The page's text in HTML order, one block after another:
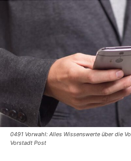
0491 Vorwahl: Alles Wissenswerte über die
Vorstadt Post